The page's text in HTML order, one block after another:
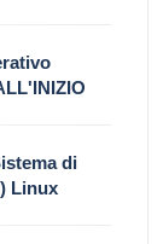
di
Linux